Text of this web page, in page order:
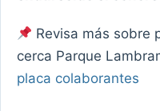
Revisa más sobre
cerca Parque
placa colaborantes